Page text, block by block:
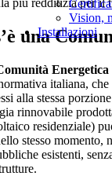
Vision,
Installazioni
più redditizia per il
una
italiana,
alla stessa
rinnovabile
residenziale)
stesso momento,
esistenti,